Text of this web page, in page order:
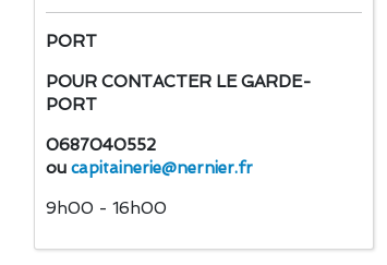
PORT
POUR CONTACTER LE GARDE-
PORT
0687040552
ou capitainerie@nernier.fr
9h00 - 16h00